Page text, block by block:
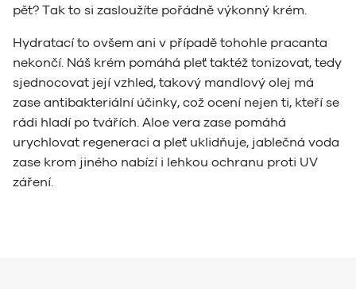
pět? Tak to si zasloužíte pořádně výkonný krém.
Hydratací to ovšem ani v případě tohohle pracanta
nekončí. Náš krém pomáhá pleť taktéž tonizovat, tedy
sjednocovat její vzhled, takový mandlový olej má
zase antibakteriální účinky, což ocení nejen ti, kteří se
rádi hladí po tvářích. Aloe vera zase pomáhá
urychlovat regeneraci a pleť uklidňuje, jablečná voda
zase krom jiného nabízí i lehkou ochranu proti UV
záření.